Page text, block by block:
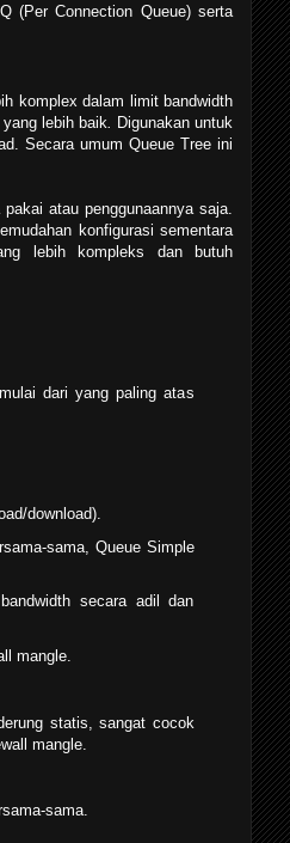
(Per Connection Queue) serta
komplex dalam limit bandwidth
lebih baik
Digunakan untuk
Secara umum Queue Tree ini
atau penggunaannya saja.
konfigurasi sementara
lebih kompleks dan butuh
dari yang paling atas
download).
sama, Queue Simple
secara adil dan
mangle.
statis, sangat cocok
mangle.
sama.